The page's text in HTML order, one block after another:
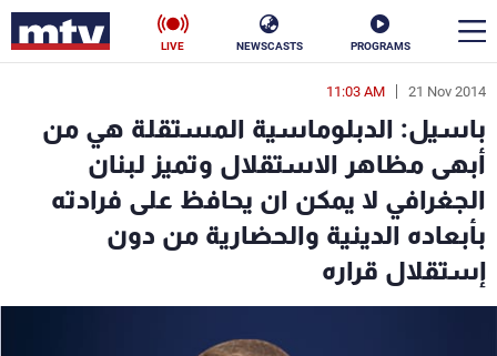
PROGRAMS
NEWSCASTS
LIVE
21 Nov 2014
11:03 AM
باسيل: الدبلوماسية المستقلة هي من
أبهى مظاهر الاستقلال وتميز لبنان
الجغرافي لا يمكن ان يحافظ على فرادته
بأبعاده الدينية والحضارية من دون
إستقلال قراره
en
الأخبار
سياسة ناس
إقتصاد فن
منوعات رياضة